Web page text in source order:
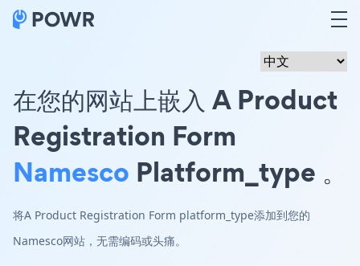
在您的网站上嵌入 A Product
Registration Form
Namesco Platform_type 。
将A Product Registration Form platform_type添加到您的
Namesco网站，无需编码或头痛。